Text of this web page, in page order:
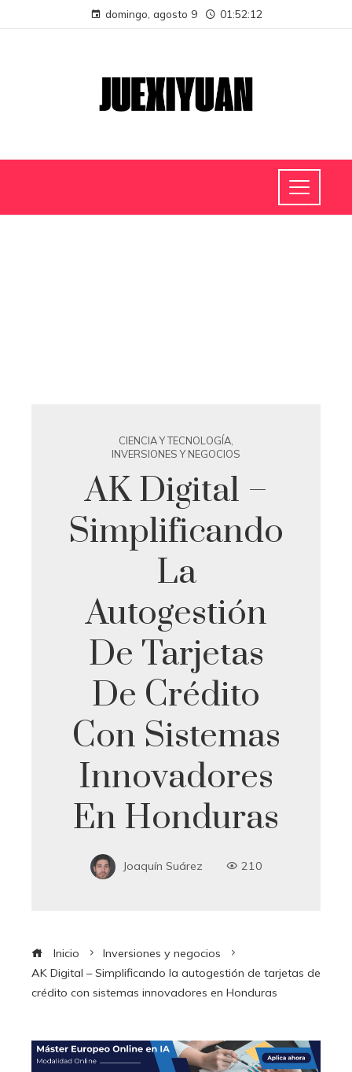
domingo, agosto 9 01:52:12
CIENCIA Y TECNOLOGÍA
INVERSIONES Y NEGOCIOS
AK Digital –
Simplificando
La
Autogestión
De Tarjetas
De Crédito
Con Sistemas
Innovadores
En Honduras
Joaquín Suárez 210
Inicio
Inversiones y negocios
AK Digital – Simplificando la autogestión de tarjetas de
crédito con sistemas innovadores en Honduras